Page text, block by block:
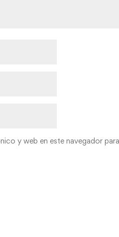
y web en este navegador